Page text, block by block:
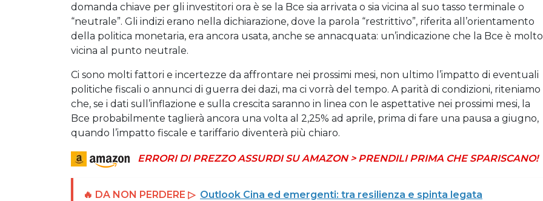
domanda chiave per gli investitori ora è se la Bce sia arrivata o sia vicina al suo tasso terminale o
“neutrale”. Gli indizi erano nella dichiarazione, dove la parola “restrittivo”, riferita all’orientamento
della politica monetaria, era ancora usata, anche se annacquata: un’indicazione che la Bce è molto
vicina al punto neutrale.
Ci sono molti fattori e incertezze da affrontare nei prossimi mesi, non ultimo l’impatto di eventuali
politiche fiscali o annunci di guerra dei dazi, ma ci vorrà del tempo. A parità di condizioni, riteniamo
che, se i dati sull’inflazione e sulla crescita saranno in linea con le aspettative nei prossimi mesi, la
Bce probabilmente taglierà ancora una volta al 2,25% ad aprile, prima di fare una pausa a giugno,
quando l’impatto fiscale e tariffario diventerà più chiaro.
ERRORI DI PREZZO ASSURDI SU AMAZON > PRENDILI PRIMA CHE SPARISCANO!
🔥 DA NON PERDERE ▷ Outlook Cina ed emergenti: tra resilienza e spinta legata